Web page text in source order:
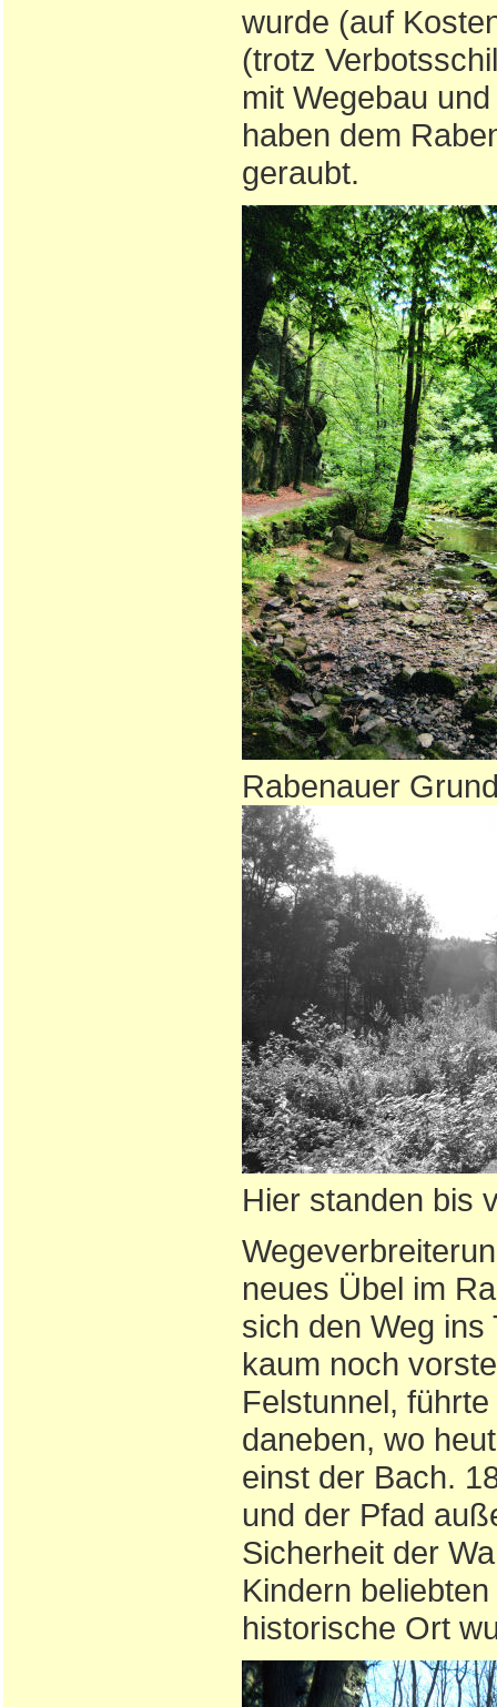
wurde (auf
(trotz
mit Wegebau
haben dem
geraubt.
Rabenauer
Hier standen bis
neues Übel im
sich den Weg
kaum noch
Felstunnel,
daneben, wo
einst der Bach.
und der Pfad
Sicherheit der
Kindern
historische Ort